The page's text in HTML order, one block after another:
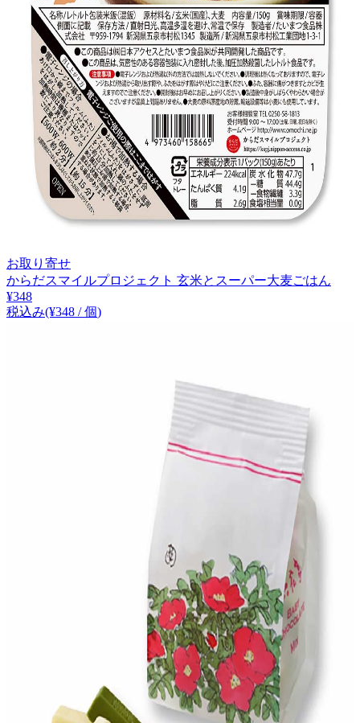
お取り寄せ
からだスマイルプロジェクト 玄米とスーパー大麦ごはん
¥348
税込み(¥348 / 個)